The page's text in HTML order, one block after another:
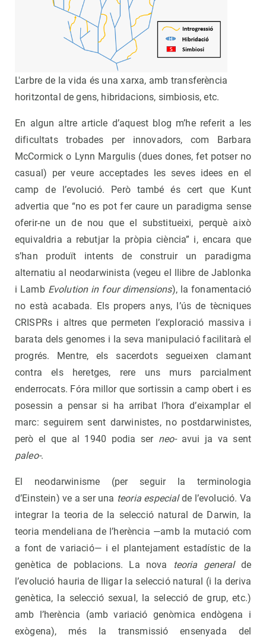
L'arbre de la vida és una xarxa, amb transferència
horitzontal de gens, hibridacions, simbiosis, etc.
En algun altre article d’aquest blog m’he referit a les
dificultats trobades per innovadors, com Barbara
McCormick o Lynn Margulis (dues dones, fet potser no
casual) per veure acceptades les seves idees en el
camp de l’evolució. Però també és cert que Kunt
advertia que “no es pot fer caure un paradigma sense
oferir-ne un de nou que el substitueixi, perquè això
equivaldria a rebutjar la pròpia ciència” i, encara que
s’han produït intents de construir un paradigma
alternatiu al neodarwinista (vegeu el llibre de Jablonka
i Lamb Evolution in four dimensions), la fonamentació
no està acabada. Els propers anys, l’ús de tècniques
CRISPRs i altres que permeten l’exploració massiva i
barata dels genomes i la seva manipulació facilitarà el
progrés. Mentre, els sacerdots segueixen clamant
contra els heretges, rere uns murs parcialment
enderrocats. Fóra millor que sortissin a camp obert i es
posessin a pensar si ha arribat l’hora d’eixamplar el
marc: seguirem sent darwinistes, no postdarwinistes,
però el que al 1940 podia ser neo-avui ja va sent
paleo-.
El neodarwinisme (per seguir la terminologia
d’Einstein) ve a ser una teoria especialde l’evolució. Va
integrar la teoria de la selecció natural de Darwin, la
teoria mendeliana de l’herència —amb la mutació com
a font de variació— i el plantejament estadístic de la
genètica de poblacions. La nova
teoria generalde
l’evolució hauria de lligar la selecció natural (i la deriva
genètica, la selecció sexual, la selecció de grup, etc.)
amb l’herència (amb variació genòmica endògena i
exògena), més la transmissió ensenyada del